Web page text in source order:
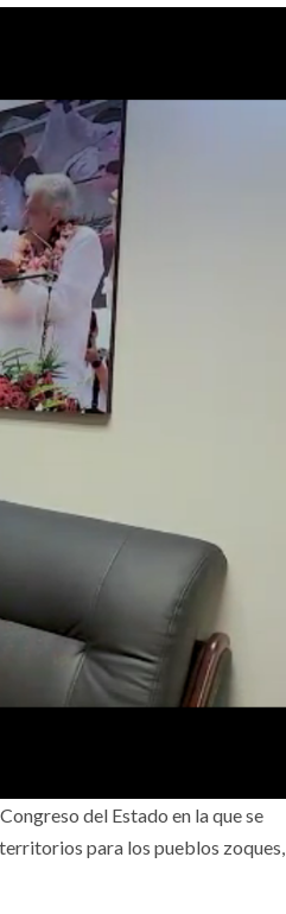
del Estado en la que se
para los pueblos zoques,